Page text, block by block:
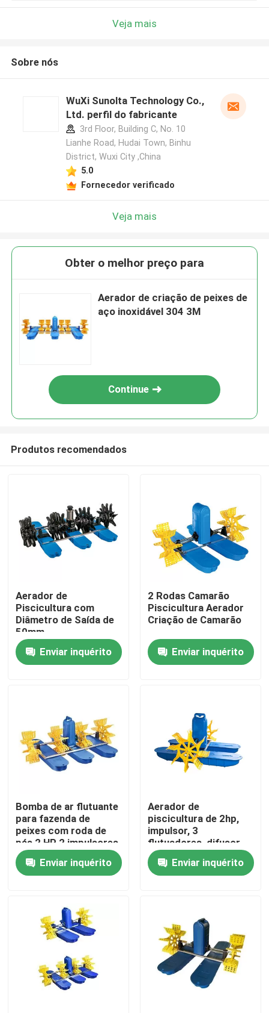
Casa
Vídeos
Excursão da fábrica
Controle da qualidade
Peça umas citações
Gaseificador da roda de pá da lagoa
Veja mais
Sobre nós
WuXi Sunolta Technology Co.,
Ltd. perfil do fabricante
3rd Floor, Building C, No. 10
Lianhe Road, Hudai Town, Binhu
District, Wuxi City ,China
5.0
Fornecedor verificado
Veja mais
Obter o melhor preço para
Aerador de criação de peixes de
aço inoxidável 304 3M
Continue
Produtos recomendados
Aerador de
Piscicultura com
Diâmetro de Saída de
50mm
Enviar inquérito
2 Rodas Camarão
Piscicultura Aerador
Criação de Camarão
Enviar inquérito
Bomba de ar flutuante
para fazenda de
peixes com roda de
pás 2 HP 2 impulsores
Aeração de lagoa de
fazendaEnviar inquérito
Aerador de
piscicultura de 2hp,
impulsor, 3
flutuadores, difusor
de ar para
piscicultura,
aquicultura
Enviar inquérito